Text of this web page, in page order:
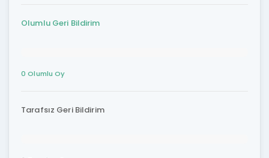
Olumlu Geri Bildirim
0 Olumlu Oy
Tarafsız Geri Bildirim